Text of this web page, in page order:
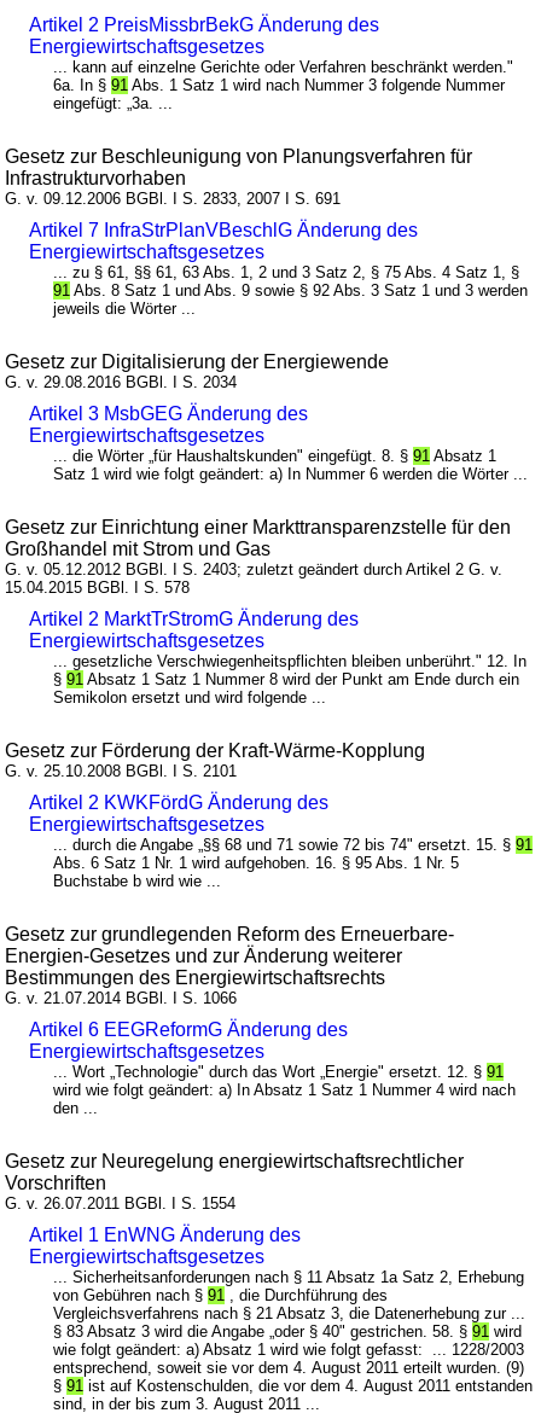
Artikel 2 PreisMissbrBekG Änderung des
Energiewirtschaftsgesetzes
... kann auf einzelne Gerichte oder Verfahren beschränkt werden."
6a. In §91 Abs. 1 Satz 1 wird nach Nummer 3 folgende Nummer
eingefügt: „3a. ...
Gesetz zur Beschleunigung von Planungsverfahren für
Infrastrukturvorhaben
G. v. 09.12.2006 BGBl. I S. 2833, 2007 I S. 691
Artikel 7 InfraStrPlanVBeschlG Änderung des
Energiewirtschaftsgesetzes
... zu § 61, §§ 61, 63 Abs. 1, 2 und 3 Satz 2, § 75 Abs. 4 Satz 1, §
91 Abs. 8 Satz 1 und Abs. 9 sowie § 92 Abs. 3 Satz 1 und 3 werden
jeweils die Wörter ...
Gesetz zur Digitalisierung der Energiewende
G. v. 29.08.2016 BGBl. I S. 2034
Artikel 3 MsbGEG Änderung des
Energiewirtschaftsgesetzes
... die Wörter „für Haushaltskunden" eingefügt. 8. §91 Absatz 1
Satz 1 wird wie folgt geändert: a) In Nummer 6 werden die Wörter ...
Gesetz zur Einrichtung einer Markttransparenzstelle für den
Großhandel mit Strom und Gas
G. v. 05.12.2012 BGBl. I S. 2403; zuletzt geändert durch Artikel 2 G. v.
15.04.2015 BGBl. I S. 578
Artikel 2 MarktTrStromG Änderung des
Energiewirtschaftsgesetzes
... gesetzliche Verschwiegenheitspflichten bleiben unberührt." 12. In
§91 Absatz 1 Satz 1 Nummer 8 wird der Punkt am Ende durch ein
Semikolon ersetzt und wird folgende ...
Gesetz zur Förderung der Kraft-Wärme-Kopplung
G. v. 25.10.2008 BGBl. I S. 2101
Artikel 2 KWKFördG Änderung des
Energiewirtschaftsgesetzes
... durch die Angabe „§§ 68 und 71 sowie 72 bis 74" ersetzt. 15. §91
Abs. 6 Satz 1 Nr. 1 wird aufgehoben. 16. § 95 Abs. 1 Nr. 5
Buchstabe b wird wie ...
Gesetz zur grundlegenden Reform des Erneuerbare-
Energien-Gesetzes und zur Änderung weiterer
Bestimmungen des Energiewirtschaftsrechts
G. v. 21.07.2014 BGBl. I S. 1066
Artikel 6 EEGReformG Änderung des
Energiewirtschaftsgesetzes
... Wort „Technologie" durch das Wort „Energie" ersetzt. 12. §91
wird wie folgt geändert: a) In Absatz 1 Satz 1 Nummer 4 wird nach
den ...
Gesetz zur Neuregelung energiewirtschaftsrechtlicher
Vorschriften
G. v. 26.07.2011 BGBl. I S. 1554
Artikel 1 EnWNG Änderung des
Energiewirtschaftsgesetzes
... Sicherheitsanforderungen nach § 11 Absatz 1a Satz 2, Erhebung
von Gebühren nach §91
, die Durchführung des
Vergleichsverfahrens nach § 21 Absatz 3, die Datenerhebung zur ...
§ 83 Absatz 3 wird die Angabe „oder § 40" gestrichen. 58. §91 wird
wie folgt geändert: a) Absatz 1 wird wie folgt gefasst: ... 1228/2003
entsprechend, soweit sie vor dem 4. August 2011 erteilt wurden. (9)
§91 ist auf Kostenschulden, die vor dem 4. August 2011 entstanden
sind, in der bis zum 3. August 2011 ...